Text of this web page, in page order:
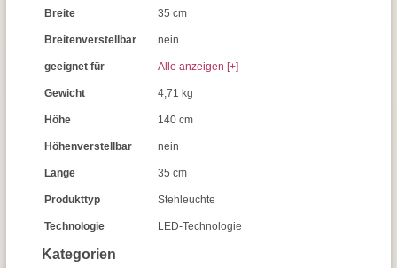
Kategorien
Breite 35 cm
Breitenverstellbar nein
geeignet für Alle anzeigen [+]
Gewicht 4,71 kg
Höhe 140 cm
Höhenverstellbar nein
Länge 35 cm
Produkttyp Stehleuchte
Technologie LED-Technologie